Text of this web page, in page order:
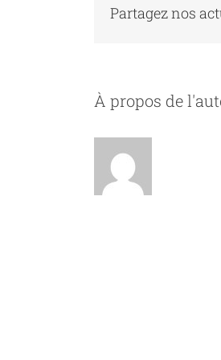
Partagez nos
À propos de